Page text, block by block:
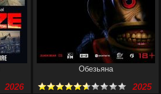
2026
Обезьяна
2025